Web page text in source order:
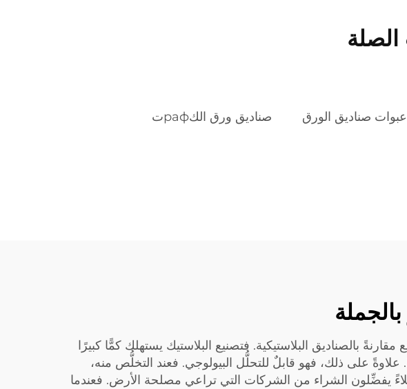
عبوات صناديق الورق صناديق ورق الكрафت
بالصناديق البلاستيكية. فتصنيع البلاستيك يستهلك كمًّا كبيرًا
على ذلك، فهو قابلٌ للتحلُّل البيولوجي. فعند التخلُّص منه،
يفضِّلون الشراء من الشركات التي تراعي مصلحة الأرض. فعندما